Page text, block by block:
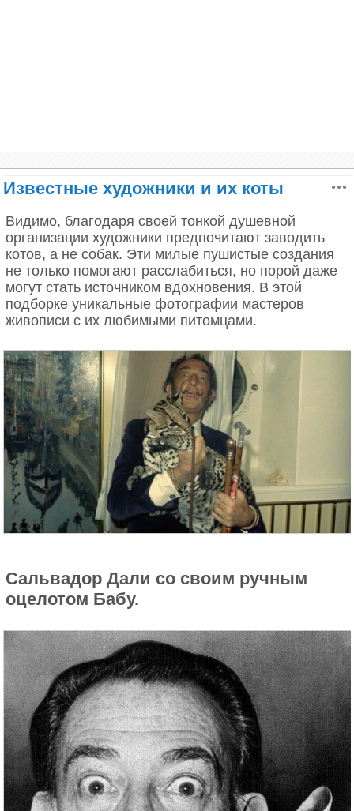
божественное на данный момент менее связаны с
нашим современным обществом, Каваи дополняет
тему своим собственным воображением, —
говорится на официальной странице художника.
Известные художники и их коты
Видимо, благодаря своей тонкой душевной
организации художники предпочитают заводить
котов, а не собак. Эти милые пушистые создания
не только помогают расслабиться, но порой даже
могут стать источником вдохновения. В этой
подборке уникальные фотографии мастеров
живописи с их любимыми питомцами.
Сальвадор Дали со своим ручным
оцелотом Бабу.